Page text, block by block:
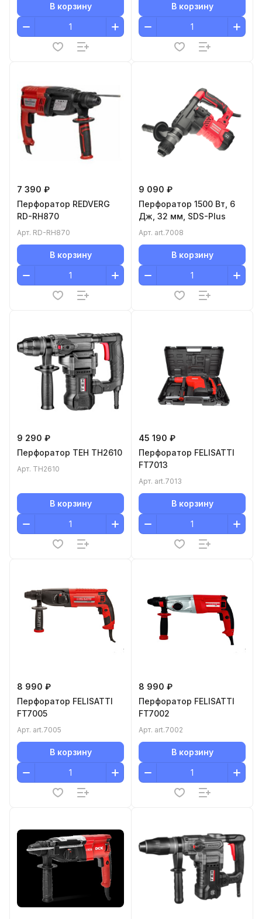
В корзину В корзину
7 390 ₽
Перфоратор REDVERG
RD-RH870
Арт. RD-RH870
В корзину
9 090 ₽
Перфоратор 1500 Вт, 6
Дж, 32 мм, SDS-Plus
Арт. art.7008
В корзину
9 290 ₽
Перфоратор TEH TH2610
Арт. TH2610
В корзину
45 190 ₽
Перфоратор FELISATTI
FT7013
Арт. art.7013
В корзину
8 990 ₽
Перфоратор FELISATTI
FT7005
Арт. art.7005
В корзину
8 990 ₽
Перфоратор FELISATTI
FT7002
Арт. art.7002
В корзину